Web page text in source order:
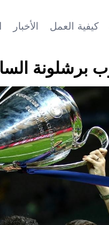
كيفية العمل الأخبار
برشلونة